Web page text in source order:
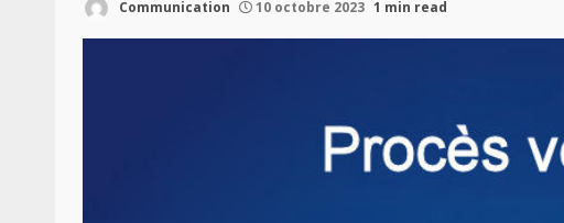
Communication 10 octobre 2023 1 min read